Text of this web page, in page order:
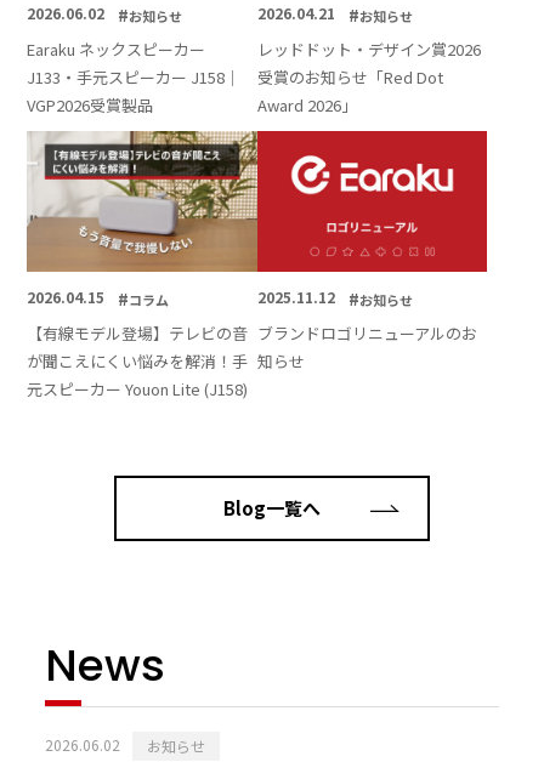
2026.06.02 #お知らせ
Earaku ネックスピーカー
J133・手元スピーカー J158｜
VGP2026受賞製品
2026.04.21 #お知らせ
レッドドット・デザイン賞2026
受賞のお知らせ「Red Dot
Award 2026」
2026.04.15 #コラム
【有線モデル登場】テレビの音
が聞こえにくい悩みを解消！手
元スピーカー Youon Lite (J158)
2025.11.12 #お知らせ
ブランドロゴリニューアルのお
知らせ
Blog一覧へ
News
2026.06.02 お知らせ